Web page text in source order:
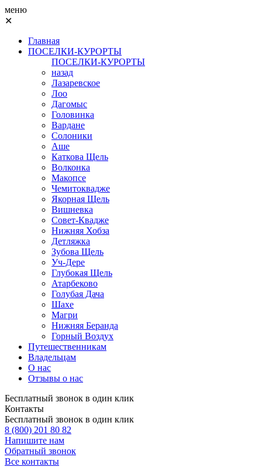
меню
✕
Главная
ПОСЕЛКИ-КУРОРТЫ
ПОСЕЛКИ-КУРОРТЫ
назад
Лазаревское
Лоо
Дагомыс
Головинка
Вардане
Солоники
Аше
Каткова Щель
Волконка
Макопсе
Чемитоквадже
Якорная Щель
Вишневка
Совет-Квадже
Нижняя Хобза
Детляжка
Зубова Щель
Уч-Дере
Глубокая Щель
Атарбеково
Голубая Дача
Шахе
Магри
Нижняя Беранда
Горный Воздух
Путешественникам
Владельцам
О нас
Отзывы о нас
Бесплатный звонок в один клик
Контакты
Бесплатный звонок в один клик
8 (800) 201 80 82
Напишите нам
Обратный звонок
Все контакты